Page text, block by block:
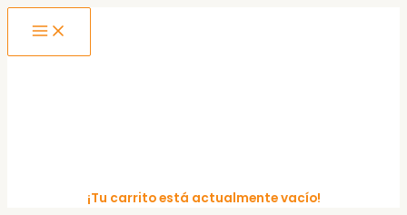
Ir
MENU
¡Tu carrito está actualmente vacío!